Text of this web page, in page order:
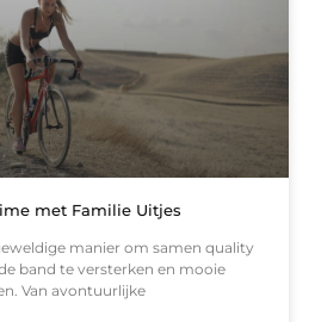
met Familie Uitjes
manier om samen quality
band te versterken en mooie
Van avontuurlijke